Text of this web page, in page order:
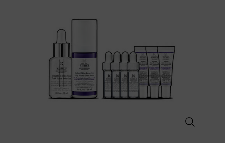
淡斑精華